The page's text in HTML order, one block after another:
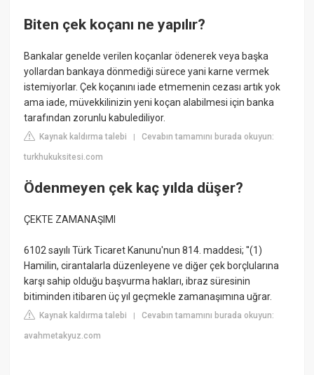
Biten çek koçanı ne yapılır?
Bankalar genelde verilen koçanlar ödenerek veya başka
yollardan bankaya dönmediği sürece yani karne vermek
istemiyorlar. Çek koçanını iade etmemenin cezası artık yok
ama iade, müvekkilinizin yeni koçan alabilmesi için banka
tarafından zorunlu kabulediliyor.
Kaynak kaldırma talebi |Cevabın tamamını burada okuyun:
turkhukuksitesi.com
Ödenmeyen çek kaç yılda düşer?
ÇEKTE ZAMANAŞIMI
6102 sayılı Türk Ticaret Kanunu'nun 814. maddesi; ''(1)
Hamilin, cirantalarla düzenleyene ve diğer çek borçlularına
karşı sahip olduğu başvurma hakları, ibraz süresinin
bitiminden itibaren üç yıl geçmekle zamanaşımına uğrar.
Kaynak kaldırma talebi |Cevabın tamamını burada okuyun:
avahmetakyuz.com